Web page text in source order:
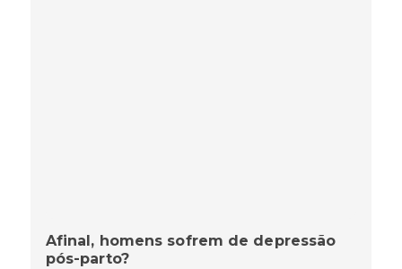
Afinal, homens sofrem de depressão
pós-parto?